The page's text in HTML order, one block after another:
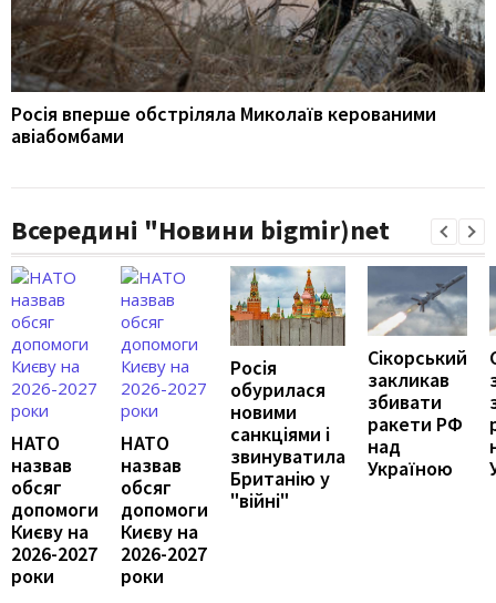
Росія вперше обстріляла Миколаїв керованими
авіабомбами
Всередині "Новини bigmir)net
НАТО
назвав
обсяг
допомоги
Києву на
2026-2027
роки
НАТО
назвав
обсяг
допомоги
Києву на
2026-2027
роки
Росія
обурилася
новими
санкціями і
звинуватила
Британію у
"війні"
Сікорський
закликав
збивати
ракети РФ
над
Україною